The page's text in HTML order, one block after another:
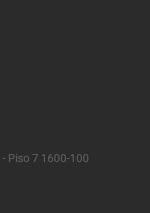
Piso 7 1600-100